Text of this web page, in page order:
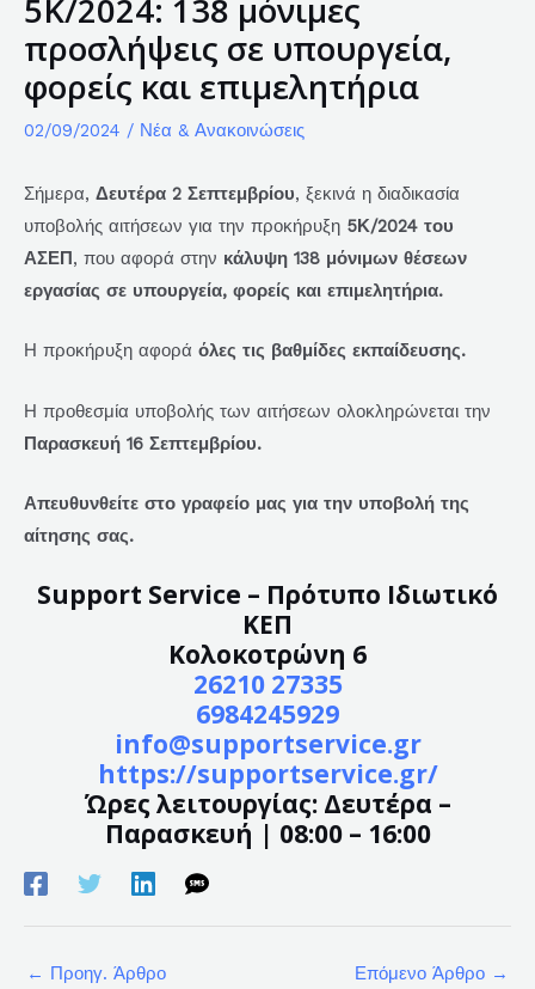
5Κ/2024: 138 μόνιμες
προσλήψεις σε υπουργεία,
φορείς και επιμελητήρια
02/09/2024 / Νέα & Ανακοινώσεις
Σήμερα, Δευτέρα 2 Σεπτεμβρίου, ξεκινά η διαδικασία
υποβολής αιτήσεων για την προκήρυξη 5Κ/2024 του
ΑΣΕΠ, που αφορά στην κάλυψη 138 μόνιμων θέσεων
εργασίας σε υπουργεία, φορείς και επιμελητήρια.
Η προκήρυξη αφορά όλες τις βαθμίδες εκπαίδευσης.
Η προθεσμία υποβολής των αιτήσεων ολοκληρώνεται την
Παρασκευή 16 Σεπτεμβρίου.
Απευθυνθείτε στο γραφείο μας για την υποβολή της
αίτησης σας.
Support Service – Πρότυπο Ιδιωτικό
ΚΕΠ
Κολοκοτρώνη 6
26210 27335
6984245929
info@supportservice.gr
https://supportservice.gr/
Ώρες λειτουργίας: Δευτέρα –
Παρασκευή | 08:00 – 16:00
← Προηγ. Άρθρο Επόμενο Άρθρο →